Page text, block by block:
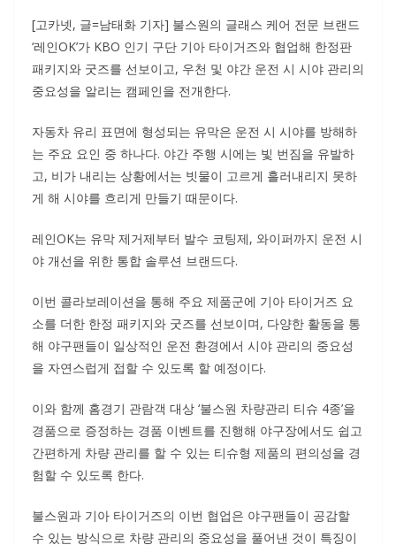
[고카넷, 글=남태화 기자] 불스원의 글래스 케어 전문 브랜드
‘레인OK’가 KBO 인기 구단 기아 타이거즈와 협업해 한정판
패키지와 굿즈를 선보이고, 우천 및 야간 운전 시 시야 관리의
중요성을 알리는 캠페인을 전개한다.
자동차 유리 표면에 형성되는 유막은 운전 시 시야를 방해하
는 주요 요인 중 하나다. 야간 주행 시에는 빛 번짐을 유발하
고, 비가 내리는 상황에서는 빗물이 고르게 흘러내리지 못하
게 해 시야를 흐리게 만들기 때문이다.
레인OK는 유막 제거제부터 발수 코팅제, 와이퍼까지 운전 시
야 개선을 위한 통합 솔루션 브랜드다.
이번 콜라보레이션을 통해 주요 제품군에 기아 타이거즈 요
소를 더한 한정 패키지와 굿즈를 선보이며, 다양한 활동을 통
해 야구팬들이 일상적인 운전 환경에서 시야 관리의 중요성
을 자연스럽게 접할 수 있도록 할 예정이다.
이와 함께 홈경기 관람객 대상 ‘불스원 차량관리 티슈 4종’을
경품으로 증정하는 경품 이벤트를 진행해 야구장에서도 쉽고
간편하게 차량 관리를 할 수 있는 티슈형 제품의 편의성을 경
험할 수 있도록 한다.
불스원과 기아 타이거즈의 이번 협업은 야구팬들이 공감할
수 있는 방식으로 차량 관리의 중요성을 풀어낸 것이 특징이